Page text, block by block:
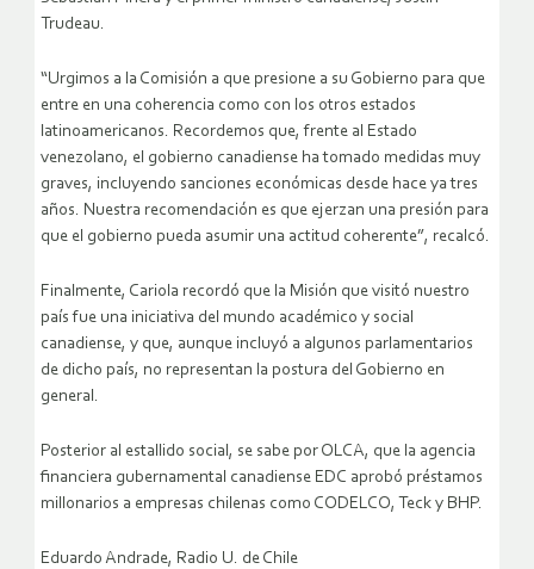
Trudeau.
“Urgimos a la Comisión a que presione a su Gobierno para que
entre en una coherencia como con los otros estados
latinoamericanos. Recordemos que, frente al Estado
venezolano, el gobierno canadiense ha tomado medidas muy
graves, incluyendo sanciones económicas desde hace ya tres
años. Nuestra recomendación es que ejerzan una presión para
que el gobierno pueda asumir una actitud coherente”, recalcó.
Finalmente, Cariola recordó que la Misión que visitó nuestro
país fue una iniciativa del mundo académico y social
canadiense, y que, aunque incluyó a algunos parlamentarios
de dicho país, no representan la postura del Gobierno en
general.
Posterior al estallido social, se sabe por OLCA, que la agencia
financiera gubernamental canadiense EDC aprobó préstamos
millonarios a empresas chilenas como CODELCO, Teck y BHP.
Eduardo Andrade, Radio U. de Chile